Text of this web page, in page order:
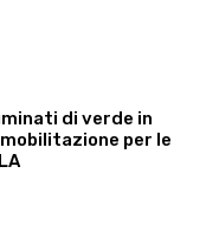
di verde in
per le